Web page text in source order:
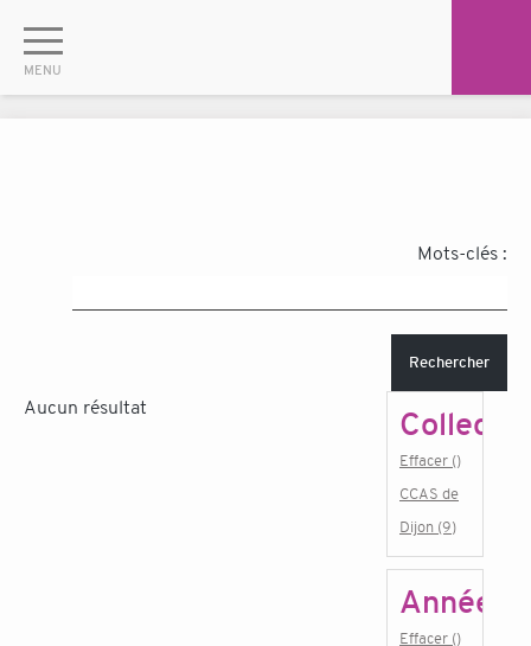
Mots-clés :
Rechercher
Aucun résultat
Effacer ()
CCAS de
Dijon (9)
Année
Effacer ()